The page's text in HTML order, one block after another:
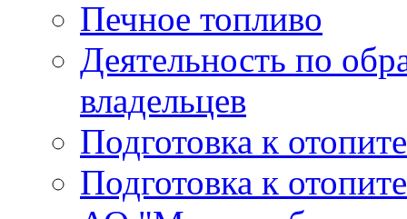
Печное топливо
Деятельность по
владельцев
Подготовка к
Подготовка к